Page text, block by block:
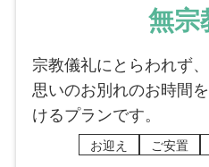
無宗
宗教儀礼にとらわれず
思いのお別れのお時間
けるプランです。
お迎え ご安置